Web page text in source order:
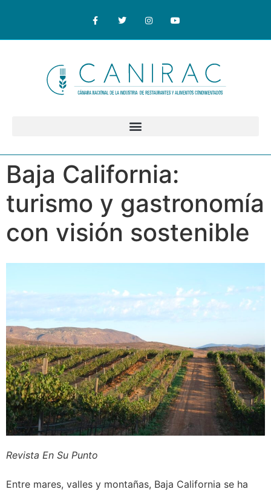
Baja California:
turismo y gastronomía
con visión sostenible
Revista En Su Punto
Entre mares, valles y montañas, Baja California se ha